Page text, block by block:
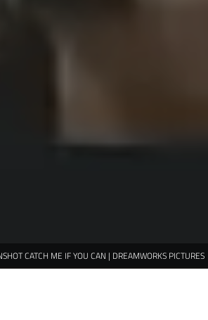
CATCH ME IF YOU CAN | DREAMWORKS PICTURES